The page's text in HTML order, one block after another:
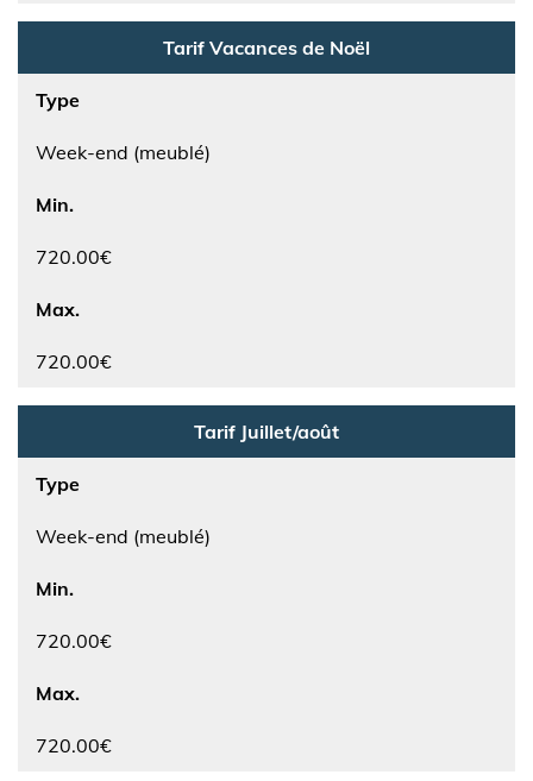
Tarif Vacances de Noël
Type
Week-end (meublé)
Min.
720.00€
Max.
720.00€
Tarif Juillet/août
Type
Week-end (meublé)
Min.
720.00€
Max.
720.00€